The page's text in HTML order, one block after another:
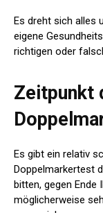
Es dreht sich alles
eigene
richtigen oder
Zeitpunkt
Es gibt ein relativ
Doppelmarkertest
bitten, gegen
möglicherweise